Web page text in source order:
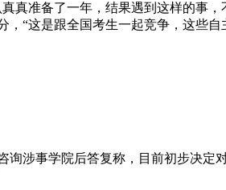
准备了一年，结果遇到这样的事，
“这是跟全国考生一起竞争，这些
事学院后答复称，目前初步决定